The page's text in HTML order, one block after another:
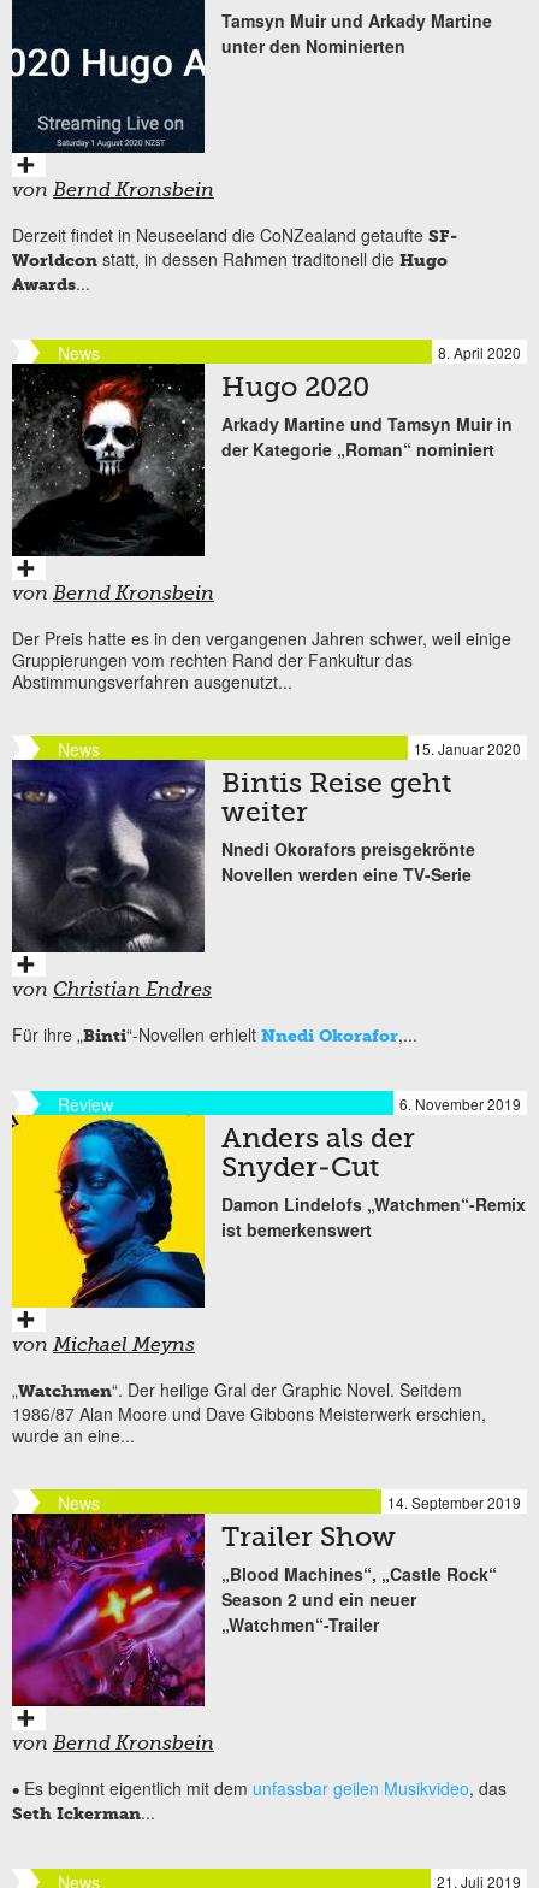
Tamsyn Muir und Arkady Martine
unter den Nominierten
von Bernd Kronsbein
Derzeit findet in Neuseeland die CoNZealand getaufte SF-
Worldcon statt, in dessen Rahmen traditonell die Hugo
Awards...
News 8. April 2020
Hugo 2020
Arkady Martine und Tamsyn Muir in
der Kategorie „Roman“ nominiert
von Bernd Kronsbein
Der Preis hatte es in den vergangenen Jahren schwer, weil einige
Gruppierungen vom rechten Rand der Fankultur das
Abstimmungsverfahren ausgenutzt...
News 15. Januar 2020
Bintis Reise geht
weiter
Nnedi Okorafors preisgekrönte
Novellen werden eine TV-Serie
von Christian Endres
Für ihre „Binti“-Novellen erhielt Nnedi Okorafor,...
Review 6. November 2019
Anders als der
Snyder-Cut
Damon Lindelofs „Watchmen“-Remix
ist bemerkenswert
vonMichael Meyns
„Watchmen“. Der heilige Gral der Graphic Novel. Seitdem
1986/87 Alan Moore und Dave Gibbons Meisterwerk erschien,
wurde an eine...
News 14. September 2019
Trailer Show
„Blood Machines“, „Castle Rock“
Season 2 und ein neuer
„Watchmen“-Trailer
von Bernd Kronsbein
• Es beginnt eigentlich mit dem unfassbar geilen Musikvideo, das
Seth Ickerman...
News 21. Juli 2019